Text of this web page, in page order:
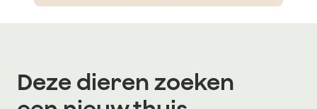
Deze dieren zoeken